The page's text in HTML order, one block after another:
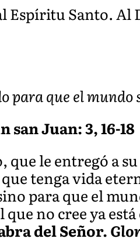
Espíritu Santo. Al
para que el mundo
san Juan: 3, 16-18
que le entregó a
tenga vida
para que el
no cree ya
del Señor.